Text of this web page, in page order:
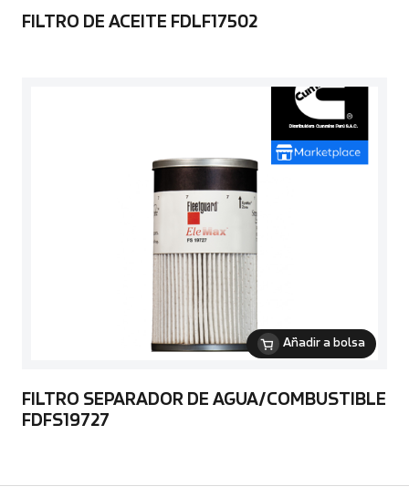
FILTRO DE ACEITE FDLF17502
Añadir a bolsa
FILTRO SEPARADOR DE AGUA/COMBUSTIBLE
FDFS19727